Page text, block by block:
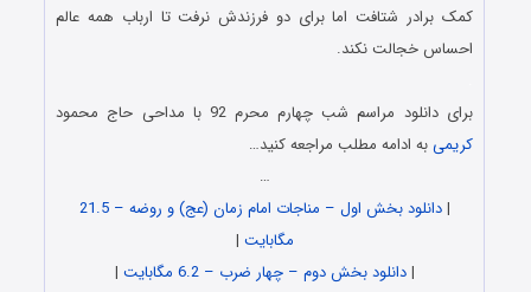
کمک برادر شتافت اما برای دو فرزندش نرفت تا ارباب همه عالم
احساس خجالت نکند.
برای دانلود مراسم شب چهارم محرم 92 با مداحی حاج محمود
کریمیبه ادامه مطلب مراجعه کنید…
…
|
دانلود بخش اول – مناجات امام زمان (عج) و روضه – 21.5
مگابایت |
|دانلود بخش دوم – چهار ضرب – 6.2 مگابایت
|